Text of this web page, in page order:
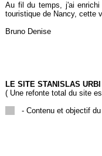
Au fil du temps, j'ai
touristique de Nancy, cette
Bruno Denise
LE SITE STANISLAS URBI
( Une refonte total du site
- Contenu et objectif